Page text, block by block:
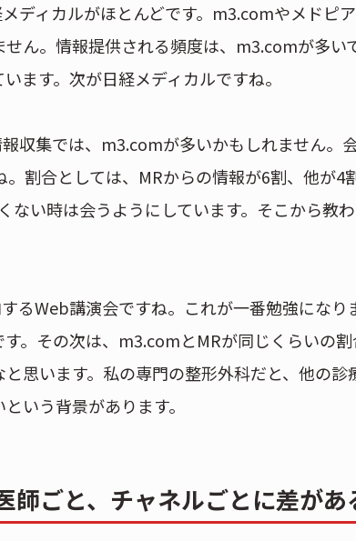
ディカルがほとんどです。m3.comやメドピ
ん。情報提供される頻度は、m3.comが多い
ます。次が日経メディカルですね。
収集では、m3.comが多いかもしれません。
割合としては、MRからの情報が6割、他が4
ない時は会うようにしています。そこから教
るWeb講演会ですね。これが一番勉強になり
。その次は、m3.comとMRが同じくらいの
思います。私の専門の整形外科だと、他の診
いう背景があります。
師ごと、チャネルごとに差があ